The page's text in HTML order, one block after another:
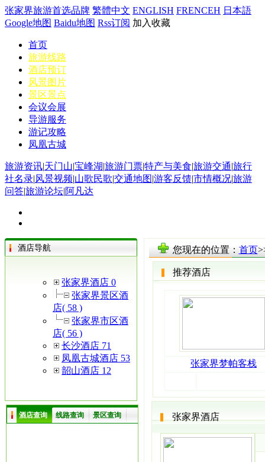
张家界旅游首选品牌 繁體中文 ENGLISH FRENCEH 日本語
Google地图 Baidu地图 Rss订阅 加入收藏
首页
旅游线路
酒店预订
风景图片
景区景点
会议会展
导游服务
游记攻略
凤凰古城
旅游资讯|天门山|宝峰湖|旅游门票|特产与美食|旅游交通|旅行
社名录|风景视频|山歌民歌|交通地图|游客反馈|市情概况|旅游
问答|旅游论坛|阿凡达
酒店导航
张家界酒店 0
张家界景区酒
店( 58 )
张家界市区酒
店( 56 )
长沙酒店 71
凤凰古城酒店 53
韶山酒店 12
酒店查询 线路查询 景区查询
您现在的位置： 首页
推荐酒店
张家界梦帕客栈
张家界酒店